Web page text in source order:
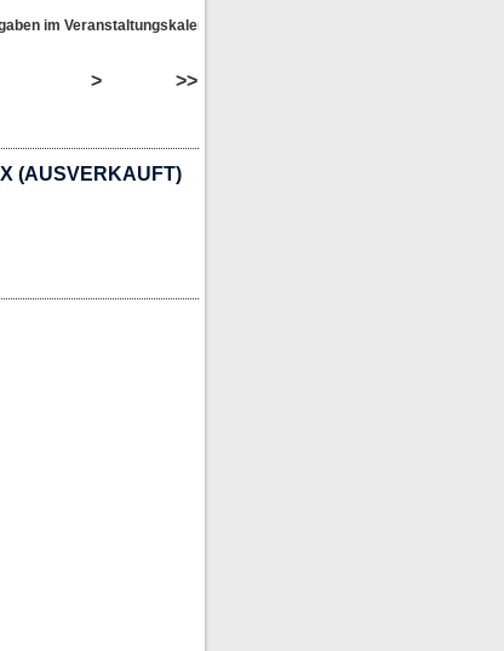
im Veranstaltungskalender ohne Gewähr!
> >>
(AUSVERKAUFT)